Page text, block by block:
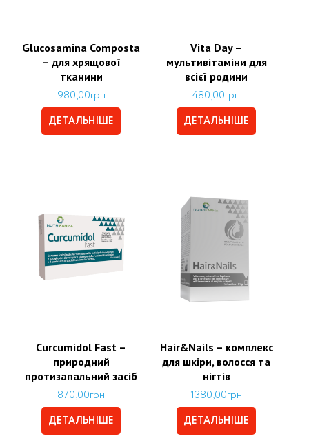
Glucosamina Composta
– для хрящової
тканини
980,00грн
ДЕТАЛЬНІШЕ
Vita Day –
мультивітаміни для
всієї родини
480,00грн
ДЕТАЛЬНІШЕ
Curcumidol Fast –
природний
протизапальний засіб
870,00грн
ДЕТАЛЬНІШЕ
Hair&Nails – комплекс
для шкіри, волосся та
нігтів
1380,00грн
ДЕТАЛЬНІШЕ